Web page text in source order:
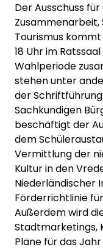
Der Ausschuss
Tourismus
18 Uhr im
Wahlperiode
stehen unter
der
Sachkundigen
beschäftigt der
dem
Vermittlung der
Kultur in den
Niederländischer
Förderrichtlinie
Außerdem wird
Stadtmarketings,
Pläne für das